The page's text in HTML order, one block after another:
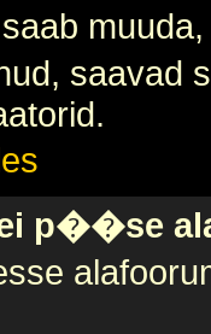
muuda,
saavad
p��se